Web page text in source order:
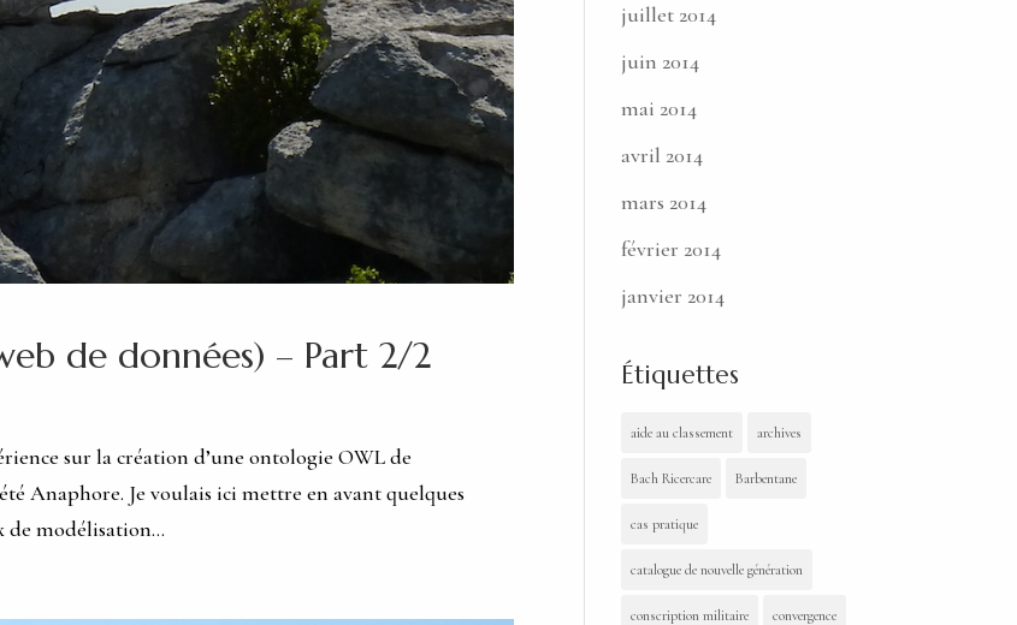
de données) – Part 2/2
sur la création d’une ontologie OWL de
Anaphore. Je voulais ici mettre en avant quelques
de modélisation...
juillet 2014
juin 2014
mai 2014
avril 2014
mars 2014
février 2014
janvier 2014
Étiquettes
aide au classement archives
Bach Ricercare Barbentane
cas pratique
catalogue de nouvelle génération
conscription militaire convergence